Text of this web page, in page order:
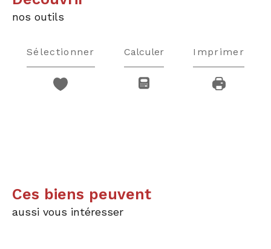
nos outils
Sélectionner Calculer Imprimer
Ces biens peuvent
aussi vous intéresser